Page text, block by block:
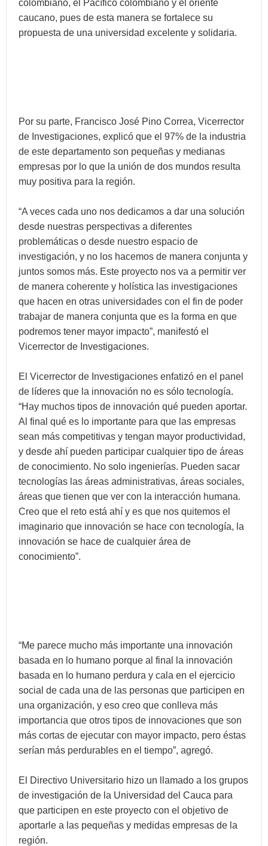
colombiano, el Pacífico colombiano y el oriente
caucano, pues de esta manera se fortalece su
propuesta de una universidad excelente y solidaria.
Por su parte, Francisco José Pino Correa, Vicerrector
de Investigaciones, explicó que el 97% de la industria
de este departamento son pequeñas y medianas
empresas por lo que la unión de dos mundos resulta
muy positiva para la región.
“A veces cada uno nos dedicamos a dar una solución
desde nuestras perspectivas a diferentes
problemáticas o desde nuestro espacio de
investigación, y no los hacemos de manera conjunta y
juntos somos más. Este proyecto nos va a permitir ver
de manera coherente y holística las investigaciones
que hacen en otras universidades con el fin de poder
trabajar de manera conjunta que es la forma en que
podremos tener mayor impacto”, manifestó el
Vicerrector de Investigaciones.
El Vicerrector de Investigaciones enfatizó en el panel
de líderes que la innovación no es sólo tecnología.
“Hay muchos tipos de innovación qué pueden aportar.
Al final qué es lo importante para que las empresas
sean más competitivas y tengan mayor productividad,
y desde ahí pueden participar cualquier tipo de áreas
de conocimiento. No solo ingenierías. Pueden sacar
tecnologías las áreas administrativas, áreas sociales,
áreas que tienen que ver con la interacción humana.
Creo que el reto está ahí y es que nos quitemos el
imaginario que innovación se hace con tecnología, la
innovación se hace de cualquier área de
conocimiento”.
“Me parece mucho más importante una innovación
basada en lo humano porque al final la innovación
basada en lo humano perdura y cala en el ejercicio
social de cada una de las personas que participen en
una organización, y eso creo que conlleva más
importancia que otros tipos de innovaciones que son
más cortas de ejecutar con mayor impacto, pero éstas
serían más perdurables en el tiempo”, agregó.
El Directivo Universitario hizo un llamado a los grupos
de investigación de la Universidad del Cauca para
que participen en este proyecto con el objetivo de
aportarle a las pequeñas y medidas empresas de la
región.